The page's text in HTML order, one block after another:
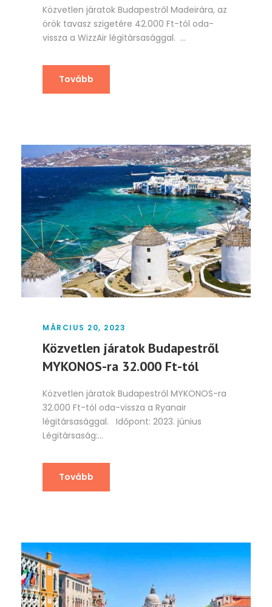
Közvetlen járatok Budapestről Madeirára, az
örök tavasz szigetére 42.000 Ft-tól oda-
vissza a WizzAir légitársasággal. ...
Tovább
MÁRCIUS 20, 2023
Közvetlen járatok Budapestről
MYKONOS-ra 32.000 Ft-tól
Közvetlen járatok Budapestről MYKONOS-ra
32.000 Ft-tól oda-vissza a Ryanair
légitársasággal. Időpont: 2023. június
Légitársaság:...
Tovább